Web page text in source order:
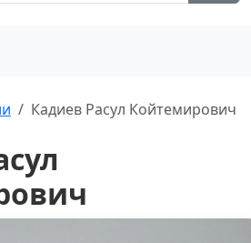
Кадиев Расул Койтемирович